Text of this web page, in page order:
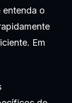
entenda o
Em